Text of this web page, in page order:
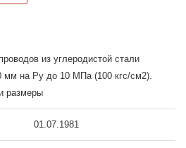
из углеродистой стали
мм на Ру до 10 МПа (100 кгс/см2).
размеры
01.07.1981